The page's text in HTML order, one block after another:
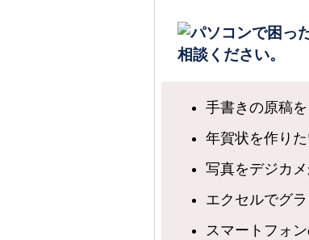
手書きの原稿
年賀状を作り
写真をデジカ
エクセルでグ
スマートフォ